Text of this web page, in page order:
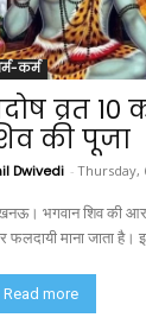
कर्म
व्रत
की पूजा
Dwivedi - Thursday,
भगवान शिव की
फलदायी माना जाता है।
Read more